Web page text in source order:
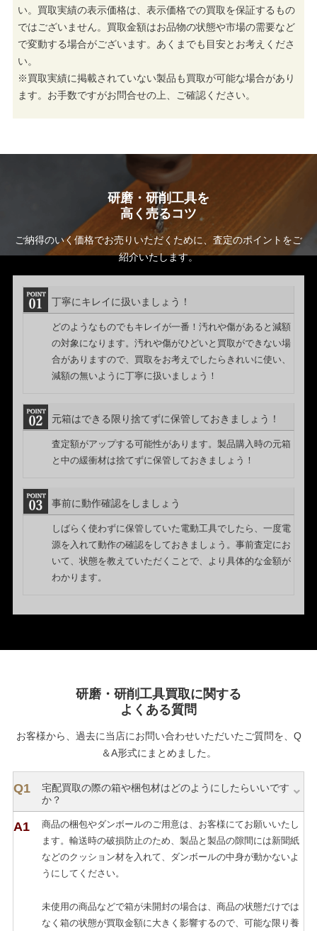
い。買取実績の表示価格は、表示価格での買取を保証するもの
ではございません。買取金額はお品物の状態や市場の需要など
で変動する場合がございます。あくまでも目安とお考えくださ
い。
※買取実績に掲載されていない製品も買取が可能な場合があり
ます。お手数ですがお問合せの上、ご確認ください。
研磨・研削工具を
高く売るコツ
ご納得のいく価格でお売りいただくために、査定のポイントをご
紹介いたします。
丁寧にキレイに扱いましょう！
どのようなものでもキレイが一番！汚れや傷があると減額
の対象になります。汚れや傷がひどいと買取ができない場
合がありますので、買取をお考えでしたらきれいに使い、
減額の無いように丁寧に扱いましょう！
元箱はできる限り捨てずに保管しておきましょう！
査定額がアップする可能性があります。製品購入時の元箱
と中の緩衝材は捨てずに保管しておきましょう！
事前に動作確認をしましょう
しばらく使わずに保管していた電動工具でしたら、一度電
源を入れて動作の確認をしておきましょう。事前査定にお
いて、状態を教えていただくことで、より具体的な金額が
わかります。
研磨・研削工具買取に関する
よくある質問
お客様から、過去に当店にお問い合わせいただいたご質問を、Q
＆A形式にまとめました。
宅配買取の際の箱や梱包材はどのようにしたらいいです
か？
商品の梱包やダンボールのご用意は、お客様にてお願いいたし
ます。輸送時の破損防止のため、製品と製品の隙間には新聞紙
などのクッション材を入れて、ダンボールの中身が動かないよ
うにしてください。
未使用の商品などで箱が未開封の場合は、商品の状態だけでは
なく箱の状態が買取金額に大きく影響するので、可能な限り養